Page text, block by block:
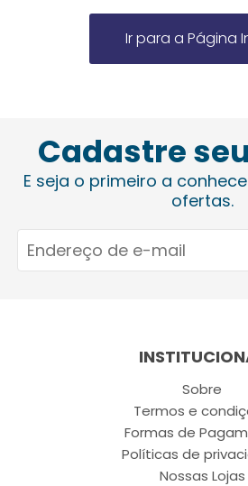
Ir para a Página
Cadastre
E seja o primeiro a
ofertas.
Sobre
Termos e
Formas de
Políticas de
Nossas Lojas